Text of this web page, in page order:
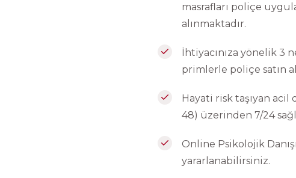
masrafları poliçe
alınmaktadır.
İhtiyacınıza yönelik
primlerle poliçe satın
Hayati risk taşıyan acil
48) üzerinden 7/24
Online Psikolojik
yararlanabilirsiniz.